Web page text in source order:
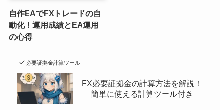
自作EAでFXトレードの自
動化！運用成績とEA運用
の心得
必要証拠金計算ツール
FX必要証拠金の計算方法を解説！
簡単に使える計算ツール付き